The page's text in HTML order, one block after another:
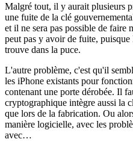
Malgré tout, il y aurait plusieurs
une fuite de la clé
et il ne sera pas possible de
peut pas y avoir de fuite,
trouve dans la puce.
L'autre problème, c'est qu'il
les iPhone existants pour
contenant une porte dérobée. Il
cryptographique intègre aussi la
que lors de la fabrication. Ou
manière logicielle, avec les
avec…